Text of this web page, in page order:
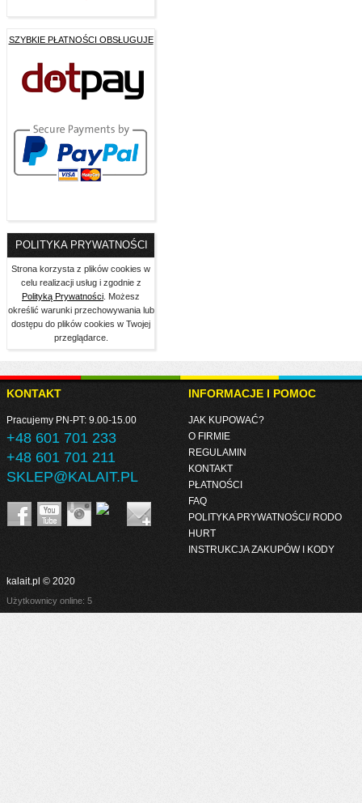
SZYBKIE PŁATNOŚCI OBSŁUGUJE
POLITYKA PRYWATNOŚCI
Strona korzysta z plików cookies w
celu realizacji usług i zgodnie z
Polityką Prywatności . Możesz
określić warunki przechowywania lub
dostępu do plików cookies w Twojej
przeglądarce.
KONTAKT
Pracujemy PN-PT: 9.00-15.00
+48 601 701 233
+48 601 701 211
SKLEP@KALAIT.PL
INFORMACJE I POMOC
JAK KUPOWAĆ?
O FIRMIE
REGULAMIN
KONTAKT
PŁATNOŚCI
FAQ
POLITYKA PRYWATNOŚCI/ RODO
HURT
INSTRUKCJA ZAKUPÓW I KODY
kalait.pl © 2020
Użytkownicy online: 5